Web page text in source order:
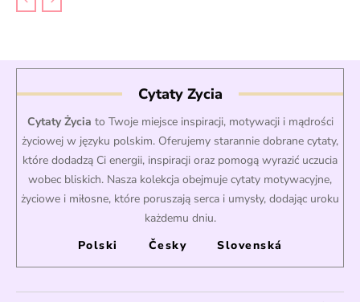
Cytaty Zycia
Cytaty Życia to Twoje miejsce inspiracji, motywacji i mądrości
życiowej w języku polskim. Oferujemy starannie dobrane cytaty,
które dodadzą Ci energii, inspiracji oraz pomogą wyrazić uczucia
wobec bliskich. Nasza kolekcja obejmuje cytaty motywacyjne,
życiowe i miłosne, które poruszają serca i umysły, dodając uroku
każdemu dniu.
Polski
Česky Slovenská